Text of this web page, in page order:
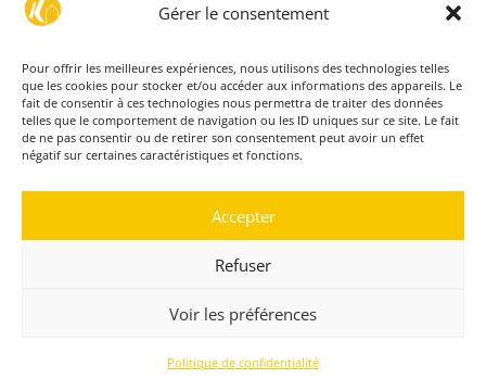
Gérer le consentement
Pour offrir les meilleures expériences, nous utilisons des technologies telles
que les cookies pour stocker et/ou accéder aux informations des appareils. Le
fait de consentir à ces technologies nous permettra de traiter des données
telles que le comportement de navigation ou les ID uniques sur ce site. Le fait
de ne pas consentir ou de retirer son consentement peut avoir un effet
négatif sur certaines caractéristiques et fonctions.
Accepter
Refuser
Voir les préférences
Politique de confidentialité
POLITIQUE DE CONFIDENTIALITÉ